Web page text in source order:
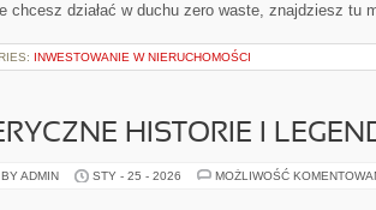
chcesz działać w duchu zero waste, znajdziesz tu
INWESTOWANIE W NIERUCHOMOŚCI
HISTORIE I
ADMIN STY - 25 - 2026 MOŻLIWOŚĆ